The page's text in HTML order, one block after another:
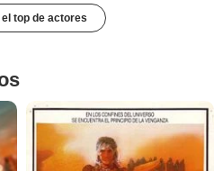
top de actores